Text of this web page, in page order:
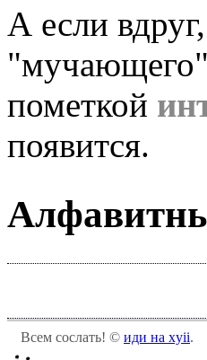
А если
пометкой
появится.
Всем сослать! © иди на xyii.